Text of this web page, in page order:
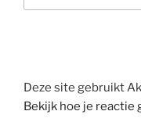
Deze site gebruikt
Bekijk hoe je